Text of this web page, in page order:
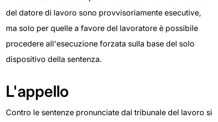
del datore di lavoro sono provvisoriamente esecutive,
ma solo per quelle a favore del lavoratore è possibile
procedere all'esecuzione forzata sulla base del solo
dispositivo della sentenza.
L'appello
Contro le sentenze pronunciate dal tribunale del lavoro si